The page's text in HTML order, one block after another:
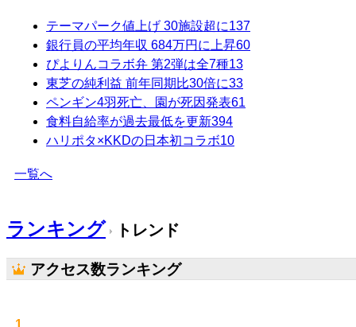
テーマパーク値上げ 30施設超に137
銀行員の平均年収 684万円に上昇60
ぴよりんコラボ弁 第2弾は全7種13
東芝の純利益 前年同期比30倍に33
ペンギン4羽死亡、園が死因発表61
食料自給率が過去最低を更新394
ハリポタ×KKDの日本初コラボ10
一覧へ
ランキング トレンド
アクセス数ランキング
1